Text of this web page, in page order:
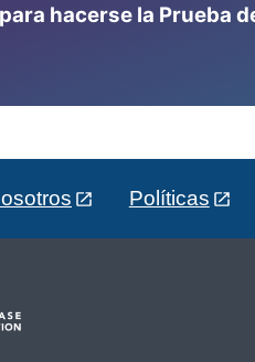
hacerse la Prueba
Políticas